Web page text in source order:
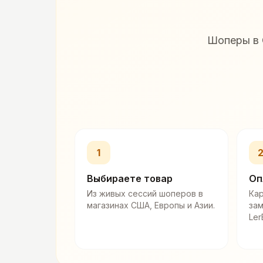
Шоперы в
1
Выбираете товар
Из живых сессий шоперов в
магазинах США, Европы и Азии.
2